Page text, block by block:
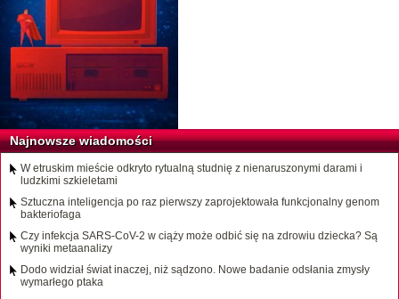
Najnowsze wiadomości
W etruskim mieście odkryto rytualną studnię z nienaruszonymi darami i
ludzkimi szkieletami
Sztuczna inteligencja po raz pierwszy zaprojektowała funkcjonalny genom
bakteriofaga
Czy infekcja SARS-CoV-2 w ciąży może odbić się na zdrowiu dziecka? Są
wyniki metaanalizy
Dodo widział świat inaczej, niż sądzono. Nowe badanie odsłania zmysły
wymarłego ptaka